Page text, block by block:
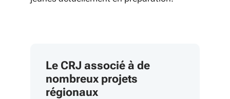
Le CRJ associé à de
nombreux projets
régionaux